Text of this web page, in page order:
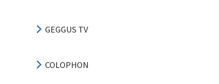
GEGGUS TV
COLOPHON